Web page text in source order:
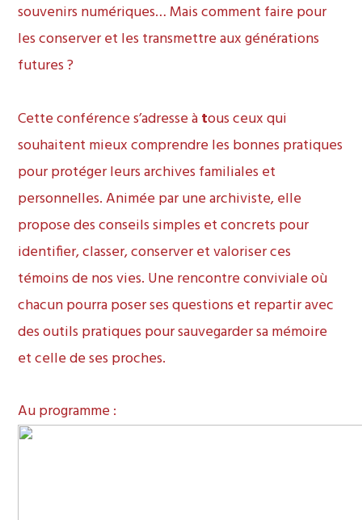
souvenirs numériques… Mais comment faire pour
les conserver et les transmettre aux générations
futures ?
Cette conférence s’adresse àtous ceux qui
souhaitent mieux comprendre les bonnes pratiques
pour protéger leurs archives familiales et
personnelles. Animée par une archiviste, elle
propose des conseils simples et concrets pour
identifier, classer, conserver et valoriser ces
témoins de nos vies. Une rencontre conviviale où
chacun pourra poser ses questions et repartir avec
des outils pratiques pour sauvegarder sa mémoire
et celle de ses proches.
Au programme :